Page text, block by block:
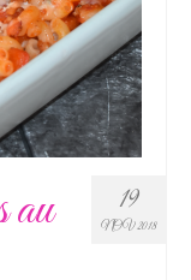
19
NOV 2018
au